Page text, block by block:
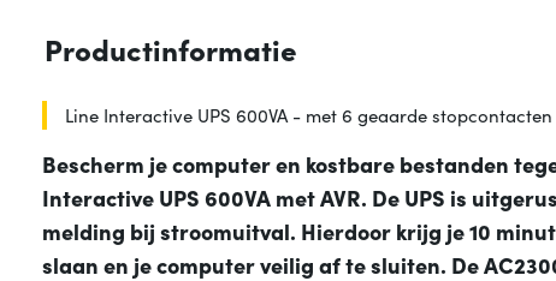
Productinformatie
Line Interactive UPS 600VA - met 6 geaarde stopcontacten
Bescherm je computer en kostbare bestanden
Interactive UPS 600VA met AVR. De UPS is
melding bij stroomuitval. Hierdoor krijg je 10
slaan en je computer veilig af te sluiten. De